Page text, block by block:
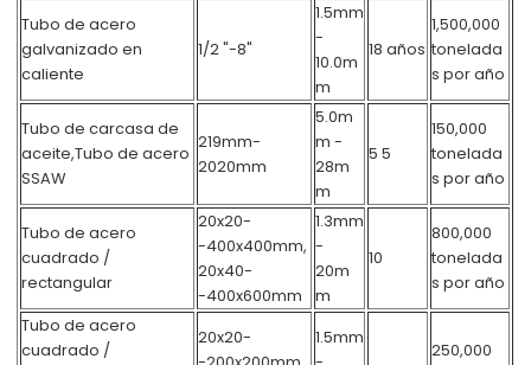
Tubo de acero
galvanizado en
caliente
1/2 "-8"
1.5mm
-
10.0m
m
18 años
1,500,000
tonelada
s por año
Tubo de carcasa de
aceite,Tubo de acero
SSAW
219mm-
2020mm
5.0m
m -
28m
m
5 5
150,000
tonelada
s por año
Tubo de acero
cuadrado /
rectangular
20x20-
-400x400mm,
20x40-
-400x600mm
1.3mm
-
20m
m
10
800,000
tonelada
s por año
Tubo de acero
cuadrado /
20x20-
1.5mm
250,000